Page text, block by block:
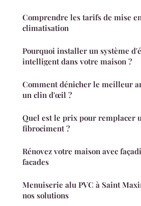
Comprendre les tarifs de mise
climatisation
Pourquoi installer un système
intelligent dans votre maison ?
Comment dénicher le meilleur
un clin d'œil ?
Quel est le prix pour remplacer
fibrociment ?
Rénovez votre maison avec
facades
Menuiserie alu PVC à Saint
nos solutions